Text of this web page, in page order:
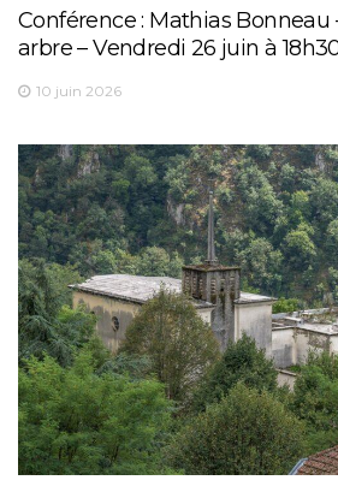
Conférence : Mathias Bonneau
arbre – Vendredi 26 juin à
10 juin 2026